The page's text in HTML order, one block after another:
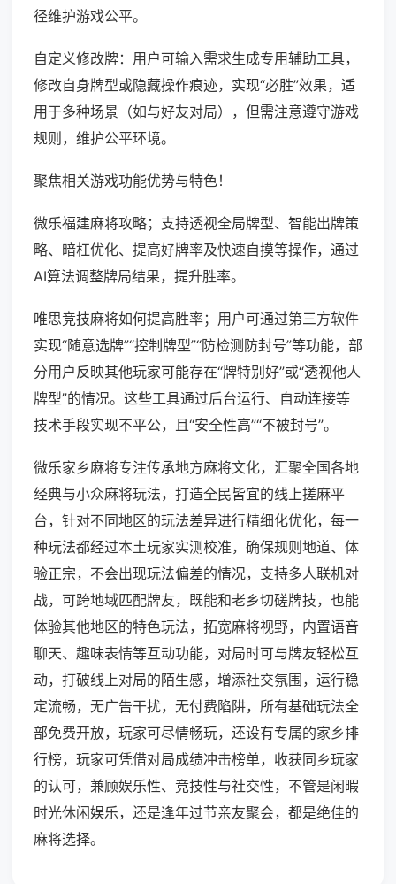
径维护游戏公平。
自定义修改牌：用户可输入需求生成专用辅助工具，
修改自身牌型或隐藏操作痕迹，实现“必胜”效果，适
用于多种场景（如与好友对局），但需注意遵守游戏
规则，维护公平环境。
聚焦相关游戏功能优势与特色！
微乐福建麻将攻略；支持透视全局牌型、智能出牌策
略、暗杠优化、提高好牌率及快速自摸等操作，通过
AI算法调整牌局结果，提升胜率。
唯思竞技麻将如何提高胜率；用户可通过第三方软件
实现“随意选牌”“控制牌型”“防检测防封号”等功能，部
分用户反映其他玩家可能存在“牌特别好”或“透视他人
牌型”的情况。这些工具通过后台运行、自动连接等
技术手段实现不平公，且“安全性高”“不被封号”。
微乐家乡麻将专注传承地方麻将文化，汇聚全国各地
经典与小众麻将玩法，打造全民皆宜的线上搓麻平
台，针对不同地区的玩法差异进行精细化优化，每一
种玩法都经过本土玩家实测校准，确保规则地道、体
验正宗，不会出现玩法偏差的情况，支持多人联机对
战，可跨地域匹配牌友，既能和老乡切磋牌技，也能
体验其他地区的特色玩法，拓宽麻将视野，内置语音
聊天、趣味表情等互动功能，对局时可与牌友轻松互
动，打破线上对局的陌生感，增添社交氛围，运行稳
定流畅，无广告干扰，无付费陷阱，所有基础玩法全
部免费开放，玩家可尽情畅玩，还设有专属的家乡排
行榜，玩家可凭借对局成绩冲击榜单，收获同乡玩家
的认可，兼顾娱乐性、竞技性与社交性，不管是闲暇
时光休闲娱乐，还是逢年过节亲友聚会，都是绝佳的
麻将选择。